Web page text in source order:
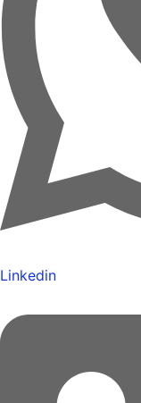
Linkedin